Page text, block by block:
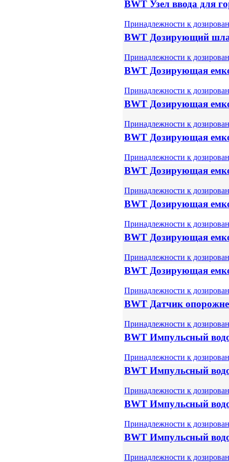
BWT Узел ввода для
Принадлежности к
BWT Дозирующий
Принадлежности к
BWT Дозирующая
Принадлежности к
BWT Дозирующая
Принадлежности к
BWT Дозирующая
Принадлежности к
BWT Дозирующая
Принадлежности к
BWT Дозирующая
Принадлежности к
BWT Дозирующая
Принадлежности к
BWT Дозирующая
Принадлежности к
BWT Датчик
Принадлежности к
BWT Импульсный
Принадлежности к
BWT Импульсный
Принадлежности к
BWT Импульсный
Принадлежности к
BWT Импульсный
Принадлежности к